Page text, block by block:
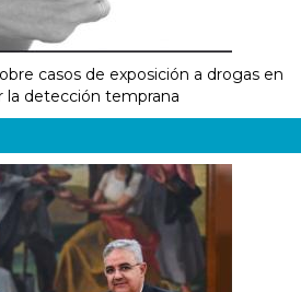
casos de exposición a drogas en
la detección temprana